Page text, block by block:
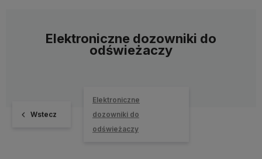
Elektroniczne dozowniki do
odświeżaczy
Wstecz
Elektroniczne
dozowniki do
odświeżaczy